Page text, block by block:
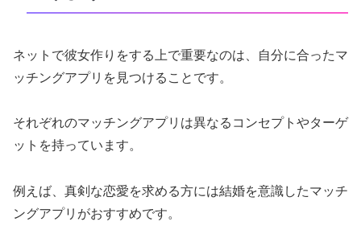
ネットで彼女作りをする上で重要なのは、自分に合ったマ
ッチングアプリを見つけることです。
それぞれのマッチングアプリは異なるコンセプトやターゲ
ットを持っています。
例えば、真剣な恋愛を求める方には結婚を意識したマッチ
ングアプリがおすすめです。